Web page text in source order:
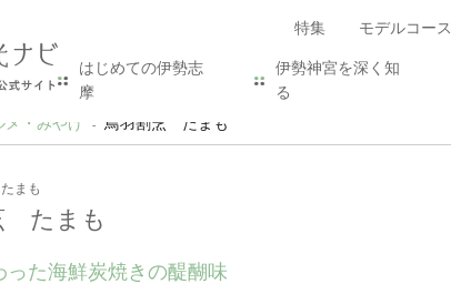
特集 モデルコース
はじめての伊勢志
摩
伊勢神宮を深く知
る
メ・みやげ 鳥羽割烹 たまも
まも
たまも
った海鮮炭焼きの醍醐味